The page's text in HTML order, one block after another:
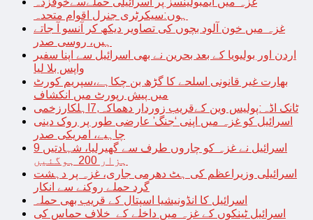
ہوں:سیکرٹری جنرل اقوام متحدہ
غزہ میں خون آلود بچوں کی تصاویر دیکھ کر آنسو آ جاتے
ہیں، روسی صدر
اردن اور بولیویا کے بعد بحرین نے بھی اسرائیل سے اپنا سفیر
واپس بلا لیا
بھارت غیر قانونی اسلحے کا گڑھ بن چکاہے،سپریم کورٹ
میں پیش رپورٹ میں انکشاف
ٹانک اڈہ:پولیس وین کےقریب زوردار دھماکہ,7اہلکارزخمی
اسرائیل کو غزہ میں اپنی ‘جنگ’ عارضی طور پر روک دینی
چاہیے، امریکی صدر
اسرائیل نے غزہ کو چاروں طرف سے گھیرلیا، شہادتیں 9
ہزار 200 ہوگئیں
اسرائیلی وزیراعظم کی ہٹ دھرمی جاری، غزہ پر دہشت
گرد حملے روکنے سے انکار
اسرائیل کا انڈونیشیا اسپتال کے قریب بھی حملہ
اسرائیل ٹینکوں کے غزہ میں داخلے کے خلاف حماس کی